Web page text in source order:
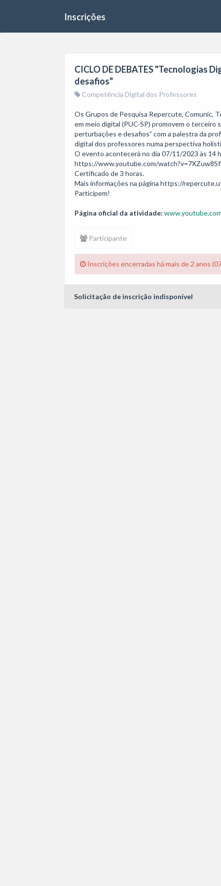
Inscrições
CICLO DE DEBATES "Tecnologias
desafios"
Competência Digital dos Professores
Os Grupos de Pesquisa Repercute, Comunic,
em meio digital (PUC-SP) promovem o
perturbações e desafios” com a palestra da
digital dos professores numa perspectiva
O evento acontecerá no dia 07/11/2023 às 14
https://www.youtube.com/
Certificado de 3 horas.
Mais informações na página https://
Página oficial da atividade:
Participante
Inscrições encerradas há mais de 2 anos
Solicitação de inscrição indisponível